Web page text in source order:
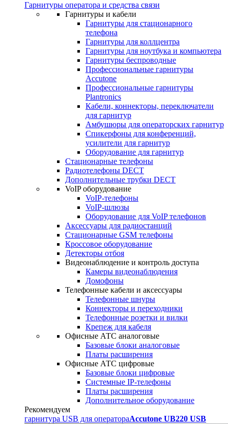
Гарнитуры оператора и средства связи
Гарнитуры и кабели
Гарнитуры для стационарного
телефона
Гарнитуры для коллцентра
Гарнитуры для ноутбука и компьютера
Гарнитуры беспроводные
Профессиональные гарнитуры
Accutone
Профессиональные гарнитуры
Plantronics
Кабели, коннекторы, переключатели
для гарнитур
Амбушюры для операторских гарнитур
Cпикерфоны для конференций,
усилители для гарнитур
Оборудование для гарнитур
Стационарные телефоны
Радиотелефоны DECT
Дополнительные трубки DECT
VoIP оборудование
VoIP-телефоны
VoIP-шлюзы
Оборудование для VoIP телефонов
Аксессуары для радиостанций
Стационарные GSM телефоны
Кроссовое оборудование
Детекторы отбоя
Видеонаблюдение и контроль доступа
Камеры видеонаблюдения
Домофоны
Телефонные кабели и аксессуары
Телефонные шнуры
Коннекторы и переходники
Телефонные розетки и вилки
Крепеж для кабеля
Офисные АТС аналоговые
Базовые блоки аналоговые
Платы расширения
Офисные АТС цифровые
Базовые блоки цифровые
Системные IP-телефоны
Платы расширения
Дополнительное оборудование
Рекомендуем
гарнитура USB для оператораAccutone UB220 USB